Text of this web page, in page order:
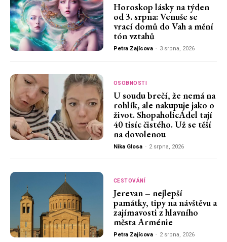
Horoskop lásky na týden
od 3. srpna: Venuše se
vrací domů do Vah a mění
tón vztahů
Petra Zajícova - 3 srpna, 2026
OSOBNOSTI
U soudu brečí, že nemá na
rohlík, ale nakupuje jako o
život. ShopaholicAdel tají
40 tisíc čistého. Už se těší
na dovolenou
Nika Glosa - 2 srpna, 2026
CESTOVÁNÍ
Jerevan – nejlepší
památky, tipy na návštěvu a
zajímavosti z hlavního
města Arménie
Petra Zajícova - 2 srpna, 2026